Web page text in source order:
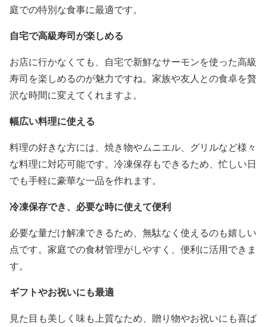
庭での特別な食事に最適です。
自宅で高級寿司が楽しめる
お店に行かなくても、自宅で新鮮なサーモンを使った高級
寿司を楽しめるのが魅力ですね。家族や友人との食卓を贅
沢な時間に変えてくれますよ。
幅広い料理に使える
料理の好きな方には、焼き物やムニエル、グリルなど様々
な料理に対応可能です。冷凍保存もできるため、忙しい日
でも手軽に豪華な一品を作れます。
冷凍保存でき、必要な時に使えて便利
必要な量だけ解凍できるため、無駄なく使えるのも嬉しい
点です。家庭での食材管理がしやすく、便利に活用できま
す。
ギフトやお祝いにも最適
見た目も美しく味も上質なため、贈り物やお祝いにも喜ば